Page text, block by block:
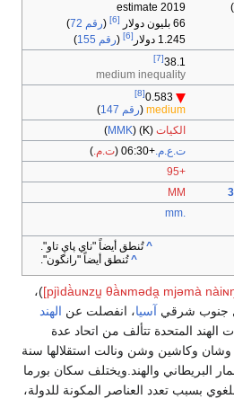
2019 estimate
66 بليون دولار [6]
(رقم 72
)
1.245 دولار [6]
(رقم 155
)
38.1
[7]
medium inequality
0.583
[8]
medium
(رقم 147
)
الكيات (K) (
MMK
)
ت.ع.م.+06:30
(ت.م.)
+95
MM
.mm
^تُنطق أيضاً "ناي پاي تاو".
^تُنطق أيضاً "رانگون".
)،
جنوب شرقي آسيا، انفصلت عن الهند
الهند المتحدة تتألف من اتحاد عدة
وشان وكاشين وشن ونالت استقلالها سنة
البريطاني والهند.ويختلف سكان بورما
بسبب تعدد العناصر المكونة للدولة،